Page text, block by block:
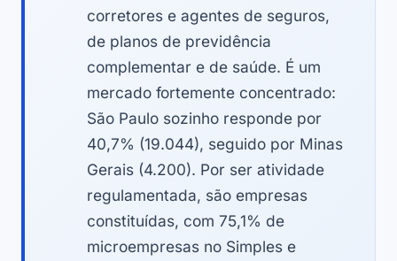
corretores e agentes de seguros,
de planos de previdência
complementar e de saúde. É um
mercado fortemente concentrado:
São Paulo sozinho responde por
40,7% (19.044), seguido por Minas
Gerais (4.200). Por ser atividade
regulamentada, são empresas
constituídas, com 75,1% de
microempresas no Simples e